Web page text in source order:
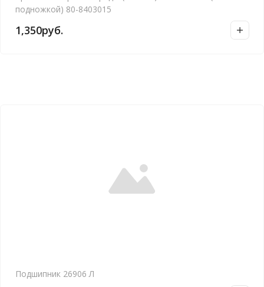
подножкой) 80-8403015
1,350руб.
Подшипник 26906 Л